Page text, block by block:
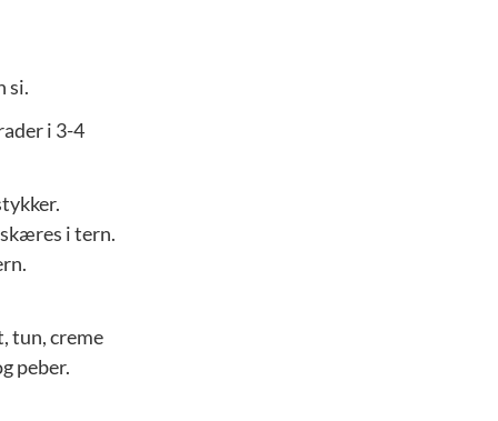
si.
i 3-4
i tern.
tun, creme
peber.